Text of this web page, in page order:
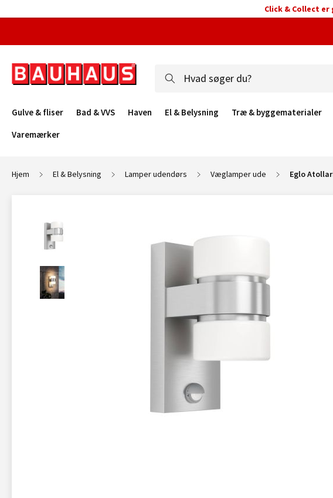
Click & Collect
Gulve & fliser Bad & VVS Haven El & Belysning Træ & byggematerialer
Varemærker
Hjem El & Belysning Lamper udendørs Væglamper ude Eglo